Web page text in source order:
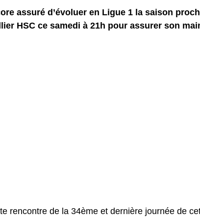
assuré d’évoluer en Ligue 1 la saison
HSC ce samedi à 21h pour assurer son
rencontre de la 34ème et dernière journée de